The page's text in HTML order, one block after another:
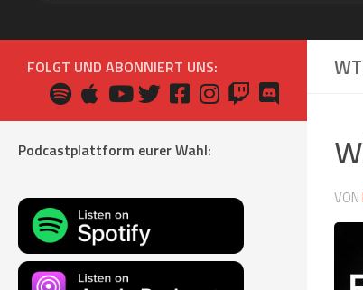
VON
FOLGT UND ABONNIERT UNS:
Podcastplattform eurer Wahl: